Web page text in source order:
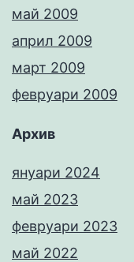
май 2009
април 2009
март 2009
февруари 2009
Архив
януари 2024
май 2023
февруари 2023
май 2022